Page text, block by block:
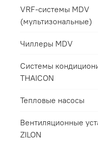
VRF-системы MDV
(мультизональные)
Чиллеры MDV
Системы
THAICON
Тепловые насосы
Вентиляционные
ZILON